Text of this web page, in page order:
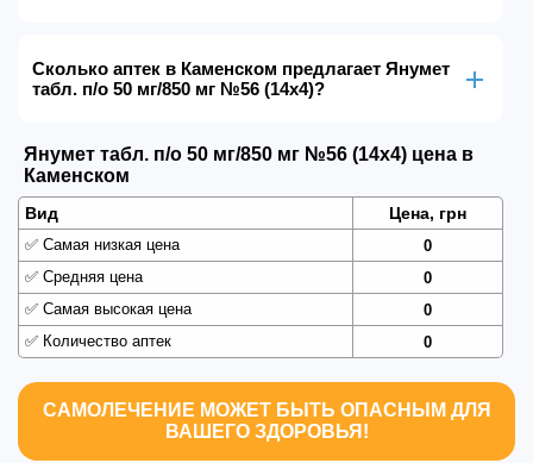
Сколько аптек в Каменском предлагает Янумет
табл. п/о 50 мг/850 мг №56 (14х4)?
Янумет табл. п/о 50 мг/850 мг №56 (14х4) цена в
Каменском
Вид Цена, грн
✅ Самая низкая цена
0
✅ Средняя цена
0
✅ Самая высокая цена
0
✅ Количество аптек 0
САМОЛЕЧЕНИЕ МОЖЕТ БЫТЬ ОПАСНЫМ ДЛЯ
ВАШЕГО ЗДОРОВЬЯ!